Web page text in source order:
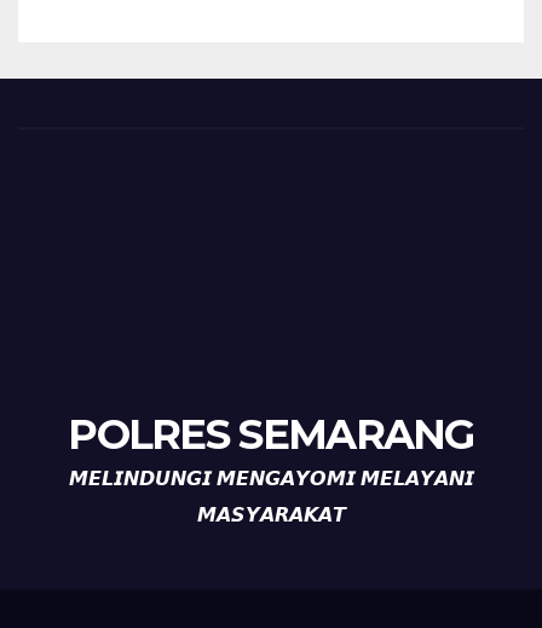
POLRES SEMARANG
𝙈𝙀𝙇𝙄𝙉𝘿𝙐𝙉𝙂𝙄 𝙈𝙀𝙉𝙂𝘼𝙔𝙊𝙈𝙄 𝙈𝙀𝙇𝘼𝙔𝘼𝙉𝙄
𝙈𝘼𝙎𝙔𝘼𝙍𝘼𝙆𝘼𝙏